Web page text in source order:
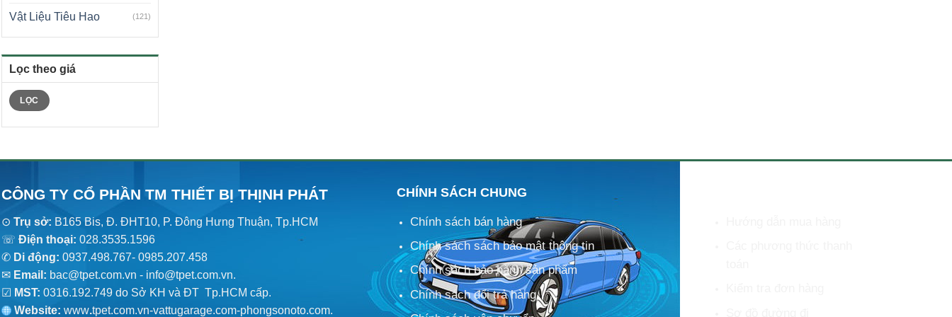
Vật Liệu Tiêu Hao (121)
Lọc theo giá
Giá
tối
thiểu
Giá
tối
đa
LỌC
CÔNG TY CỔ PHẦN TM THIẾT BỊ THỊNH PHÁT
⊙ Trụ sở: B165 Bis, Đ. ĐHT10, P. Đông Hưng Thuận, Tp.HCM
☏ Điện thoại: 028.3535.1596
✆ Di động: 0937.498.767- 0985.207.458
✉ Email: bac@tpet.com.vn - info@tpet.com.vn.
☑ MST: 0316.192.749 do Sở KH và ĐT Tp.HCM cấp.
Website: www.tpet.com.vn-vattugarage.com-phongsonoto.com.
CHÍNH SÁCH CHUNG
Chính sách bán hàng
Chính sách sách bảo mật thông tin
Chính sách bảo hành sản phẩm
Chính sách đổi trả hàng